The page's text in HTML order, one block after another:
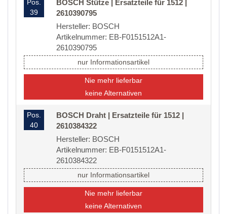
Pos.
39
BOSCH Stütze | Ersatzteile für 1512 |
2610390795
Hersteller: BOSCH
Artikelnummer: EB-F0151512A1-
2610390795
nur Informationsartikel
Nie mehr lieferbar
keine Alternativen
Pos.
40
BOSCH Draht | Ersatzteile für 1512 |
2610384322
Hersteller: BOSCH
Artikelnummer: EB-F0151512A1-
2610384322
nur Informationsartikel
Nie mehr lieferbar
keine Alternativen